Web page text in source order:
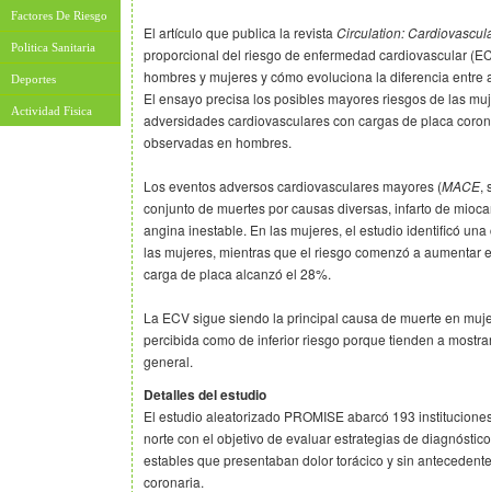
Factores De Riesgo
Politica Sanitaria
Deportes
Actividad Fisica
El artículo que publica la revista Circulation:
proporcional del riesgo de enfermedad cardiovascular
hombres y mujeres y cómo evoluciona la diferencia entre
El ensayo precisa los posibles mayores riesgos de las
adversidades cardiovasculares con cargas de placa
observadas en hombres.
Los eventos adversos cardiovasculares mayores (MACE,
conjunto de muertes por causas diversas, infarto de
angina inestable. En las mujeres, el estudio identificó
las mujeres, mientras que el riesgo comenzó a aumentar
carga de placa alcanzó el 28%.
La ECV sigue siendo la principal causa de muerte en
percibida como de inferior riesgo porque tienden a
general.
Detalles del estudio
El estudio aleatorizado PROMISE abarcó 193
norte con el objetivo de evaluar estrategias de
estables que presentaban dolor torácico y sin
coronaria.